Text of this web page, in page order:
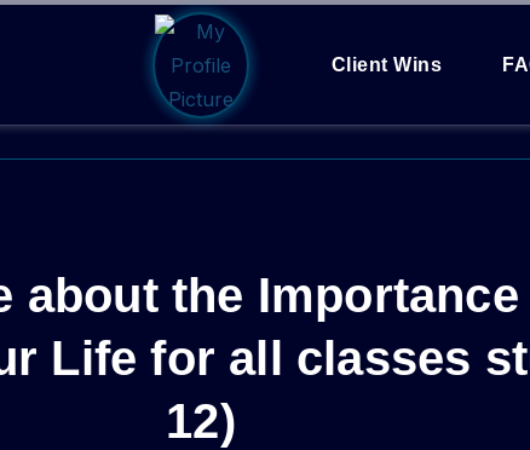
Client Wins
about the Importance
Life for all classes
12)